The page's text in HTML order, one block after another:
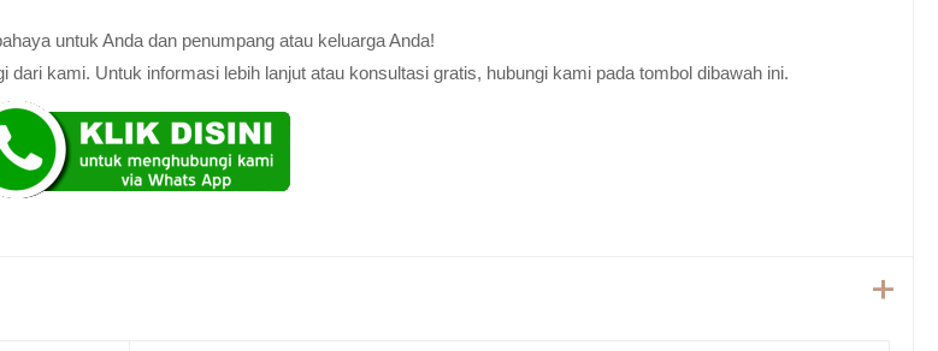
untuk Anda dan penumpang atau keluarga Anda!
kami. Untuk informasi lebih lanjut atau konsultasi gratis, hubungi kami pada tombol dibawah ini.